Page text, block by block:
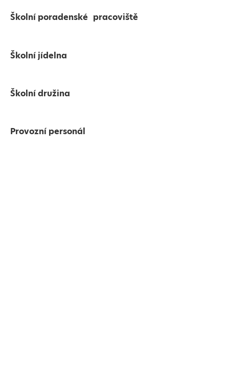
Školní poradenské pracoviště
Školní jídelna
Školní družina
Provozní personál